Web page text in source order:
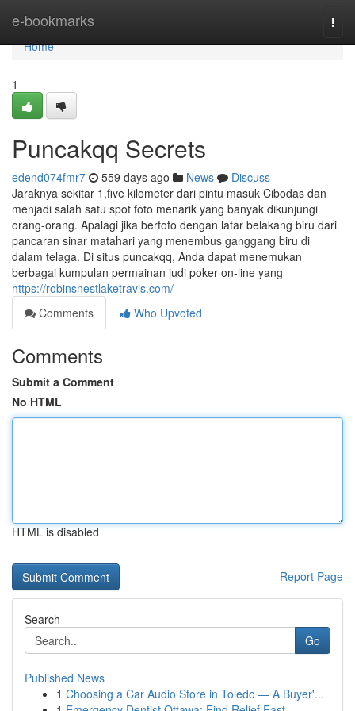
e-bookmarks
Home
Home
1
Puncakqq Secrets
edend074fmr7 559 days ago News
Discuss
Jaraknya sekitar 1,five kilometer dari pintu masuk Cibodas dan
menjadi salah satu spot foto menarik yang banyak dikunjungi
orang-orang. Apalagi jika berfoto dengan latar belakang biru dari
pancaran sinar matahari yang menembus ganggang biru di
dalam telaga. Di situs puncakqq, Anda dapat menemukan
berbagai kumpulan permainan judi poker on-line yang
https://robinsnestlaketravis.com/
Comments
Who Upvoted
Comments
Submit a Comment
No HTML
HTML is disabled
Report Page
Search
Go
Published News
1 Choosing a Car Audio Store in Toledo — A Buyer'...